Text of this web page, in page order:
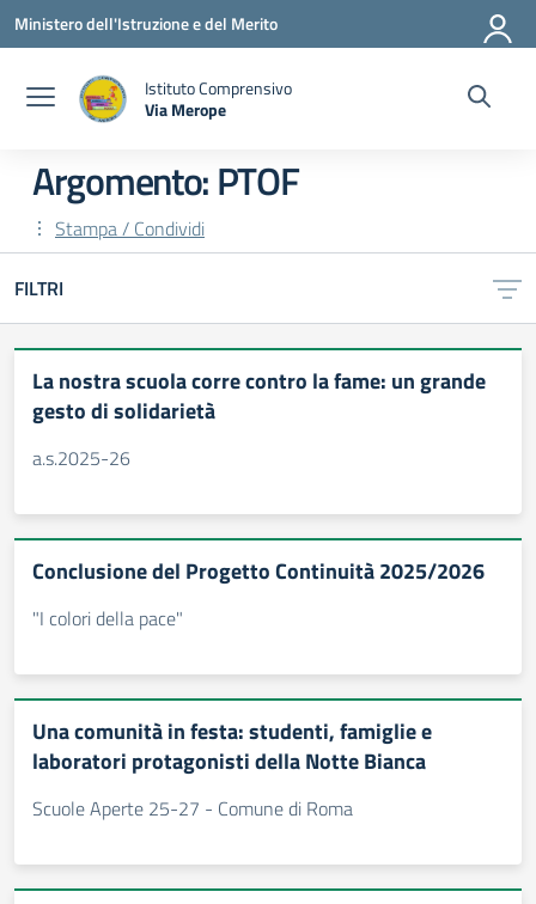
Vai ai contenuti
Vai al menu di navigazione
Vai al footer
Ministero dell'Istruzione e del Merito
Istituto Comprensivo
Via Merope
Argomento: PTOF
Stampa / Condividi
FILTRI
La nostra scuola corre contro la fame: un grande
gesto di solidarietà
a.s.2025-26
Conclusione del Progetto Continuità 2025/2026
"I colori della pace"
Una comunità in festa: studenti, famiglie e
laboratori protagonisti della Notte Bianca
Scuole Aperte 25-27 - Comune di Roma